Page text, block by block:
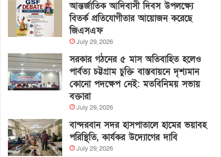
আন্তর্জাতিক আদিবাসী দিবস উপলক্ষ্যে
বিতর্ক প্রতিযোগীতার আয়োজন করেছে
জিএসএফ
July 29, 2026
সরকার গঠনের ৫ মাস অতিবাহিত হলেও
পার্বত্য চট্টগ্রাম চুক্তি বাস্তবায়নে দৃশ্যমান
কোনো পদক্ষেপ নেই: মতবিনিময় সভায়
বক্তারা
July 29, 2026
বান্দরবান সদর হাসপাতালে হামের ভয়াবহ
পরিস্থিতি, কার্যকর উদ্যোগের দাবি
July 29, 2026